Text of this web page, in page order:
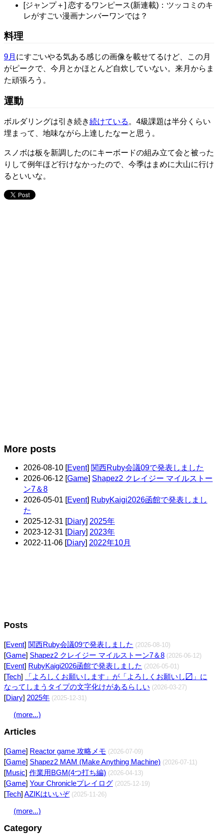
[ジャンプ＋] 恋するワンピース(新連載)：ツッコミのキ
レがすごい漫画ナンバーワンでは？
料理
9月 にすごいやる気ある感じの画像を載せてるけど、この月
がピークで、今月とかほとんど自炊していない。来月からま
た頑張ろう。
運動
ボルダリングは引き続き続けている 。4級課題は半分くらい
埋まって、地味ながら上達したなーと思う。
スノボは板を新調したのにキーボードの組み立て会と被った
りして例年ほど行けなかったので、今季はまめに大山に行け
るといいな。
More posts
2026-08-10 Event] 関西Ruby会議09で発表しました
2026-06-12 Game Shapez2 クレイジー マイルストー
ン7＆8
2026-05-01 Event] RubyKaigi2026函館で発表しまし
た
2025-12-31 Diary 2025年
2023-12-31 Diary 2023年
2022-11-06 Diary 2022年10月
Posts
[Event] 関西Ruby会議09で発表しました (2026-08-10)
[Game] Shapez2 クレイジー マイルストーン7＆8 (2026-06-12)
[Event] RubyKaigi2026函館で発表しました (2026-05-01)
[Tech]
「よろしくお願いします」が「よろしくお願いし〼」に
なってしまうタイプの文字化けがあるらしい (2026-03-27)
[Diary] 2025年 (2025-12-31)
(more...)
Articles
[Game] Reactor game 攻略メモ (2026-07-09)
[Game] Shapez2 MAM (Make Anything Machine) (2026-07-11)
[Music] 作業用BGM(4つ打ち編) (2026-04-13)
[Game] Your Chronicleプレイログ (2025-12-19)
[Tech]AZIKはいいぞ (2025-11-26)
(more...)
Category